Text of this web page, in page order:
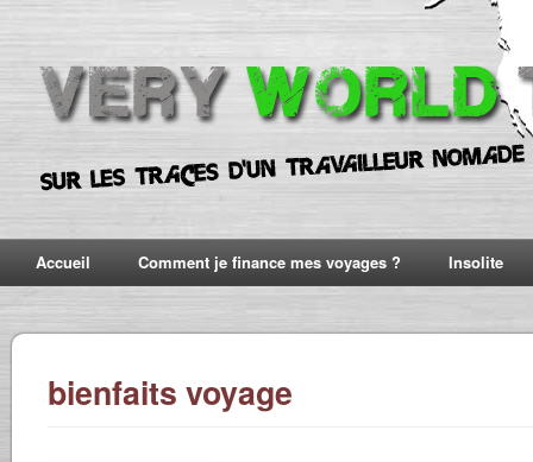
Accueil Comment je finance mes voyages ? Insolite
bienfaits voyage